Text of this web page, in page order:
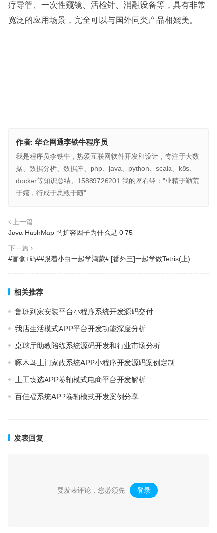
疗导管、一次性窥镜、活检针、消融设备等，具有非常
宽泛的应用场景，完全可以与国外同类产品相媲美。
作者: 华企网通李铁牛程序员
我是程序员李铁牛，热爱互联网软件开发和设计，专注于大数
据、数据分析、数据库、php、java、python、scala、k8s、
docker等知识总结。15889726201 我的座右铭："业精于勤荒
于嬉，行成于思毁于随"
上一篇
Java HashMap 的扩容因子为什么是 0.75
下一篇
#盲盒+码##跟着小白一起学鸿蒙# [番外三]一起学做Tetris(上)
相关推荐
鲁班到家安装平台小程序系统开发源码交付
我店生活模式APP平台开发功能深度分析
桌球厅助教陪练系统源码开发和行业市场分析
啄木鸟上门家政系统APP小程序开发源码案例定制
上工臻选APP卷轴模式电商平台开发解析
百佳福系统APP卷轴模式开发案例分享
发表回复
要发表评论，您必须先 登录 。